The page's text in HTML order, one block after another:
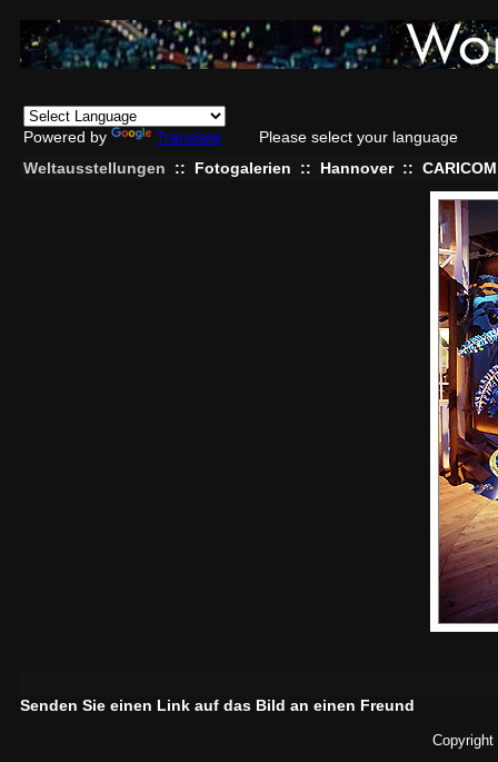
Powered by Translate
Please select your language
Weltausstellungen
:: Fotogalerien :: Hannover ::
Senden Sie einen Link auf das Bild an einen Freund